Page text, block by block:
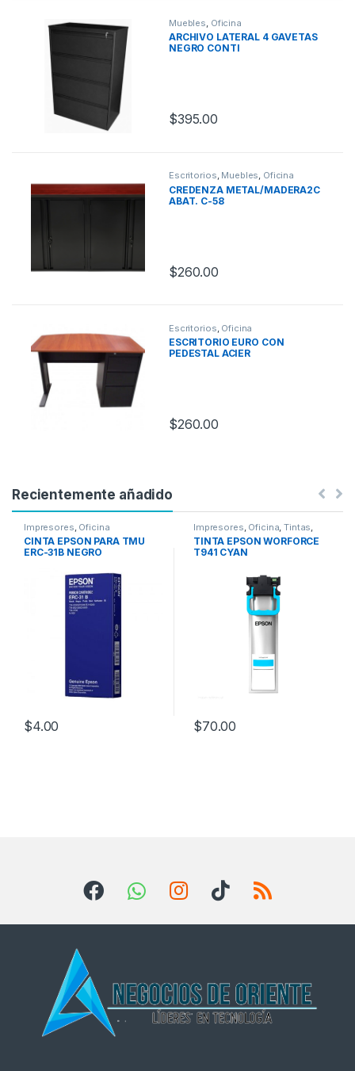
Muebles Oficina
ARCHIVO LATERAL 4 GAVETAS
NEGRO CONTI
$395.00
Escritorios, Muebles, Oficina
CREDENZA METAL/MADERA2C
ABAT. C-58
$260.00
Escritorios Oficina
ESCRITORIO EURO CON
PEDESTAL ACIER
$260.00
Recientemente añadido
Impresores Oficina
CINTA EPSON PARA TMU
ERC-31B NEGRO
$4.00
Impresores Oficina ,Tintas
Tintas Epson
TINTA EPSON WORFORCE
T941 CYAN
$70.00